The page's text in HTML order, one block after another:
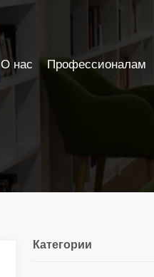
Категории
О нас Профессионалам